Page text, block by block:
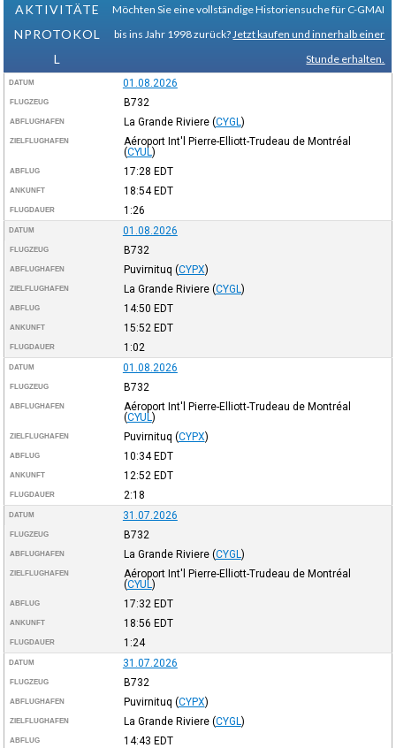
AKTIVITÄTE
NPROTOKOL
L
Möchten Sie eine vollständige Historiensuche für C-GMAI
bis ins Jahr 1998 zurück? Jetzt kaufen und innerhalb einer
Stunde erhalten.
DATUM 01.08.2026
FLUGZEUG B732
ABFLUGHAFEN La Grande Riviere (CYGL )
ZIELFLUGHAFEN
Aéroport Int'l Pierre-Elliott-Trudeau de Montréal
(CYUL )
ABFLUG 17:28 EDT
ANKUNFT 18:54EDT
FLUGDAUER 1:26
DATUM 01.08.2026
FLUGZEUG B732
ABFLUGHAFEN Puvirnituq (CYPX)
ZIELFLUGHAFEN La Grande Riviere (CYGL )
ABFLUG 14:50 EDT
ANKUNFT 15:52 EDT
FLUGDAUER 1:02
DATUM 01.08.2026
FLUGZEUG B732
ABFLUGHAFEN
Aéroport Int'l Pierre-Elliott-Trudeau de Montréal
(CYUL )
ZIELFLUGHAFEN Puvirnituq (CYPX)
ABFLUG 10:34EDT
ANKUNFT 12:52 EDT
FLUGDAUER 2:18
DATUM 31.07.2026
FLUGZEUG B732
ABFLUGHAFEN La Grande Riviere (CYGL )
ZIELFLUGHAFEN
Aéroport Int'l Pierre-Elliott-Trudeau de Montréal
(CYUL )
ABFLUG 17:32 EDT
ANKUNFT 18:56 EDT
FLUGDAUER 1:24
DATUM 31.07.2026
FLUGZEUG B732
ABFLUGHAFEN Puvirnituq (CYPX)
ZIELFLUGHAFEN La Grande Riviere (CYGL )
ABFLUG 14:43 EDT